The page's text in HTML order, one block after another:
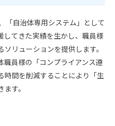
「自治体専用システム」として
してきた実績を生かし、職員様
リューションを提供します。
職員様の「コンプライアンス遵
時間を削減することにより「生
す。